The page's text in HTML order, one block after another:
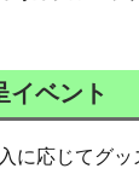
イベント
に応じてグ